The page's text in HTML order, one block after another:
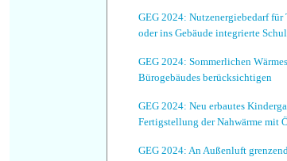
GEG 2024: Nutzenergiebedarf
oder ins Gebäude integrierte
GEG 2024: Sommerlichen
Bürogebäudes berücksichtigen
GEG 2024: Neu erbautes
Fertigstellung der Nahwärme mit
GEG 2024: An Außenluft